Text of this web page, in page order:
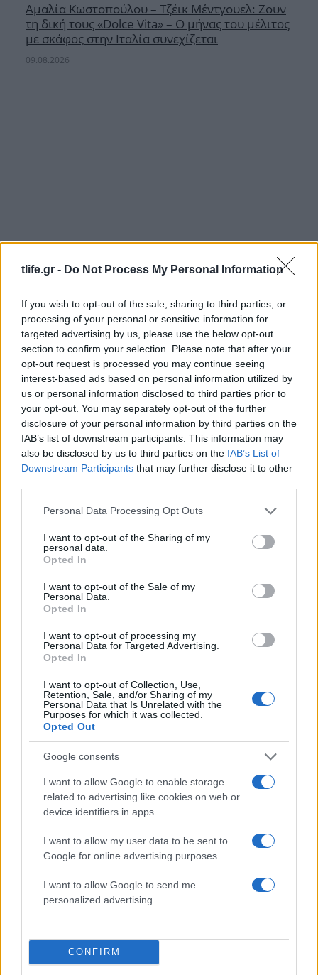
tlife.gr - Do Not Process My Personal Information
If you wish to opt-out of the sale, sharing to third parties, or
processing of your personal or sensitive information for
targeted advertising by us, please use the below opt-out
section to confirm your selection. Please note that after your
opt-out request is processed you may continue seeing
interest-based ads based on personal information utilized by
us or personal information disclosed to third parties prior to
your opt-out. You may separately opt-out of the further
disclosure of your personal information by third parties on the
IAB’s list of downstream participants. This information may
also be disclosed by us to third parties on the IAB’s List of
Downstream Participants that may further disclose it to other
Please note that this website/app uses one or more Google
not limited to your visit or usage behaviour. You may click to
grant or deny consent to Google and its third-party tags to
use your data for below specified purposes in below Google
consent section.
Personal Data Processing Opt Outs
I want to opt-out of the Sharing of my
personal data.
Opted In
I want to opt-out of the Sale of my
Personal Data.
Opted In
I want to opt-out of processing my
Personal Data for Targeted Advertising.
Opted In
I want to opt-out of Collection, Use,
Retention, Sale, and/or Sharing of my
Personal Data that Is Unrelated with the
Purposes for which it was collected.
Opted Out
Google consents
I want to allow Google to enable storage
related to advertising like cookies on web or
device identifiers in apps.
I want to allow my user data to be sent to
Google for online advertising purposes.
I want to allow Google to send me
personalized advertising.
CONFIRM
Αμαλία Κωστοπούλου – Τζέικ Μέντγουελ: Ζουν
τη δική τους «Dolce Vita» – Ο μήνας του μέλιτος
με σκάφος στην Ιταλία συνεχίζεται
09.08.2026
Κατερίνα Καινούργιου: Αγκαλιά με την
τεσσάρων μηνών κόρη της με φόντο το
ηλιοβασίλεμα της Πάρου
08.08.2026
Μέγκαν Μαρκλ – Πρίγκιπας Harry:
Χαμογελαστοί στη νέα τους selfie από
φιλανθρωπική εκδήλωση στον Καναδά
09.08.2026
Ναταλία Γερμανού: Δημοσίευσε φωτογραφία με
μπικίνι από τις διακοπές της